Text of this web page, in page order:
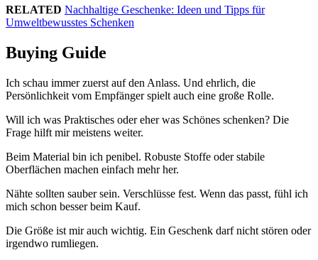
RELATED Nachhaltige Geschenke: Ideen und Tipps für
Umweltbewusstes Schenken
Buying Guide
Ich schau immer zuerst auf den Anlass. Und ehrlich, die
Persönlichkeit vom Empfänger spielt auch eine große Rolle.
Will ich was Praktisches oder eher was Schönes schenken? Die
Frage hilft mir meistens weiter.
Beim Material bin ich penibel. Robuste Stoffe oder stabile
Oberflächen machen einfach mehr her.
Nähte sollten sauber sein. Verschlüsse fest. Wenn das passt, fühl ich
mich schon besser beim Kauf.
Die Größe ist mir auch wichtig. Ein Geschenk darf nicht stören oder
irgendwo rumliegen.